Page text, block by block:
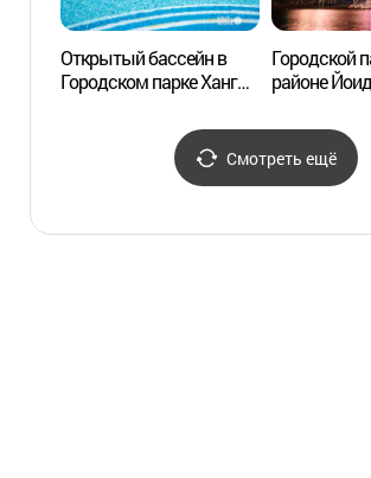
Открытый бассейн в
Городском парке Ханган
여의도수영장 (실외))
Городской
районе
여의도지구)
Смотреть ещё